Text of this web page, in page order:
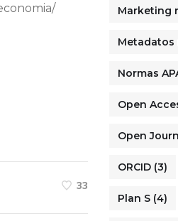
33
Marketing
Metadatos
Normas
Open
Open
ORCID (3)
Plan S (4)